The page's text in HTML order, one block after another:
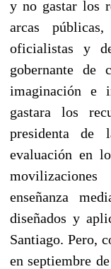
y no gastar los
arcas
oficialistas y
gobernante de
imaginación e
gastara los
presidenta de
evaluación en
enseñanza
diseñados y
Santiago. Pero,
en septiembre